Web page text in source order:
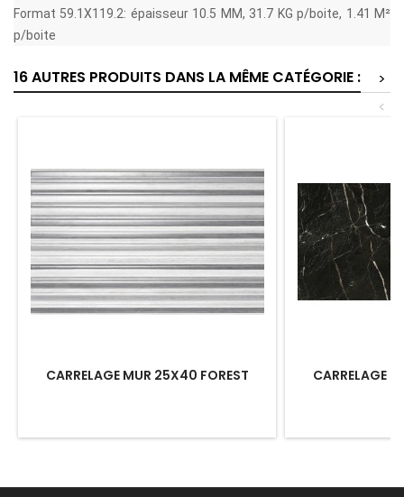
Format 59.1X119.2: épaisseur 10.5 MM, 31.7 KG p/boite, 1.41 M²
p/boite
16 AUTRES PRODUITS DANS LA MÊME CATÉGORIE :
>
<
CARRELAGE MUR 25X40 FOREST CARRELAGE